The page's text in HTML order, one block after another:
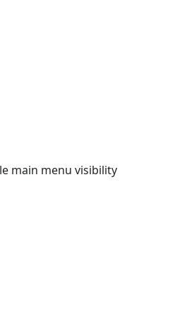
main menu visibility